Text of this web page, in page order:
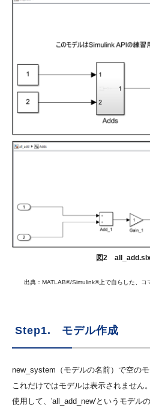
図2
出典：MATLAB®/Simulink®上で自らした、コ
Step1. モデル作成
new_system（モデルの名前）で空の
これだけではモデルは表示されません
使用して、'all_add_new'というモデル